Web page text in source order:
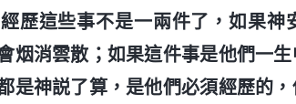
歷這些事不是一兩件了，如果神
烟消雲散；如果這件事是他們一
是神説了算，是他們必須經歷的